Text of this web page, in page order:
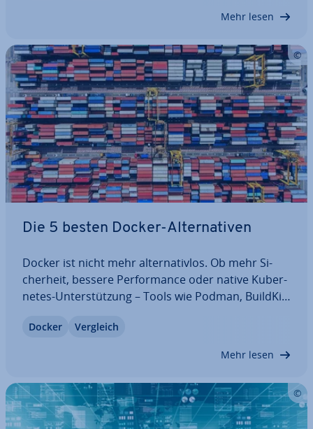
Mehr lesen
Die 5 besten Docker-Al­ter­na­ti­ven
Docker ist nicht mehr al­ter­na­tiv­los. Ob mehr Si­
cher­heit, bessere Per­for­mance oder native Ku­ber­
netes-Un­ter­stüt­zung – Tools wie Podman, BuildKit
die 5 besten Docker-Al­ter­na­ti­ven 2025 vor und
Docker Vergleich
Mehr lesen